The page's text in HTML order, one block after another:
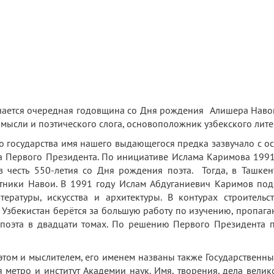
очередная годовщина со Дня рождения Алишера
и поэтического слога, основоположник узбекского
имя нашего выдающегося предка зазвучало с
Первого Президента. По инициативе Ислама Каримова
честь 550-летия со Дня рождения поэта. Тогда, в
Навои. В 1991 году Ислам Абдуганиевич Каримов
искусства и архитектуры. В контурах
берётся за большую работу по изучению,
в двадцати томах. По решению Первого Президента
мыслителем, его именем названы также
метро и инс­титут Академии наук. Имя, творения, дела